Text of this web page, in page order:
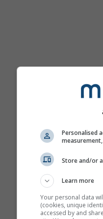
Personalised
Store and/or
Learn more
Your personal data
(cookies, unique
accessed by and